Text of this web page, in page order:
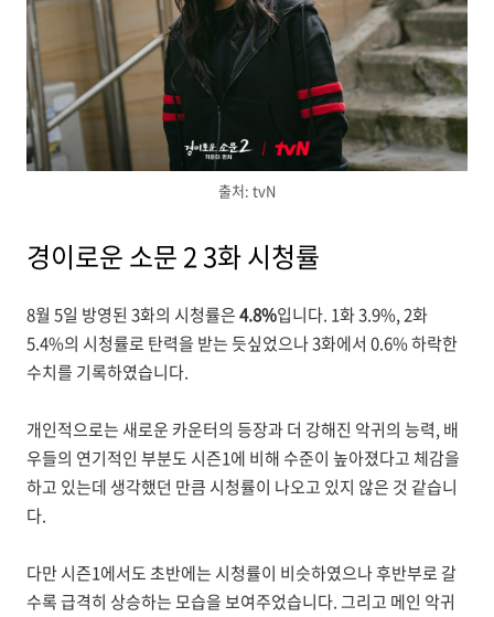
출처: tvN
경이로운 소문 2 3화 시청률
8월 5일 방영된 3화의 시청률은4.8%입니다. 1화 3.9%, 2화
5.4%의 시청률로 탄력을 받는 듯싶었으나 3화에서 0.6% 하락한
수치를 기록하였습니다.
개인적으로는 새로운 카운터의 등장과 더 강해진 악귀의 능력, 배
우들의 연기적인 부분도 시즌1에 비해 수준이 높아졌다고 체감을
하고 있는데 생각했던 만큼 시청률이 나오고 있지 않은 것 같습니
다.
다만 시즌1에서도 초반에는 시청률이 비슷하였으나 후반부로 갈
수록 급격히 상승하는 모습을 보여주었습니다. 그리고 메인 악귀